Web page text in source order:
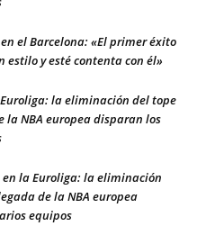
el Barcelona: «El primer éxito
estilo y esté contenta con él»
la eliminación del tope
NBA europea disparan los
en la Euroliga: la eliminación
de la NBA europea
equipos